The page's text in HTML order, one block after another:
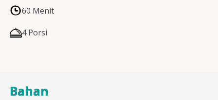
60 Menit
4 Porsi
Bahan